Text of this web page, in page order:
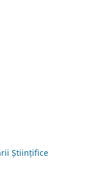
Științifice